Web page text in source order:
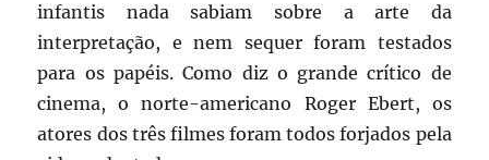
infantis nada sabiam sobre a arte da
interpretação, e nem sequer foram testados
para os papéis. Como diz o grande crítico de
cinema, o norte-americano Roger Ebert, os
atores dos três filmes foram todos forjados pela